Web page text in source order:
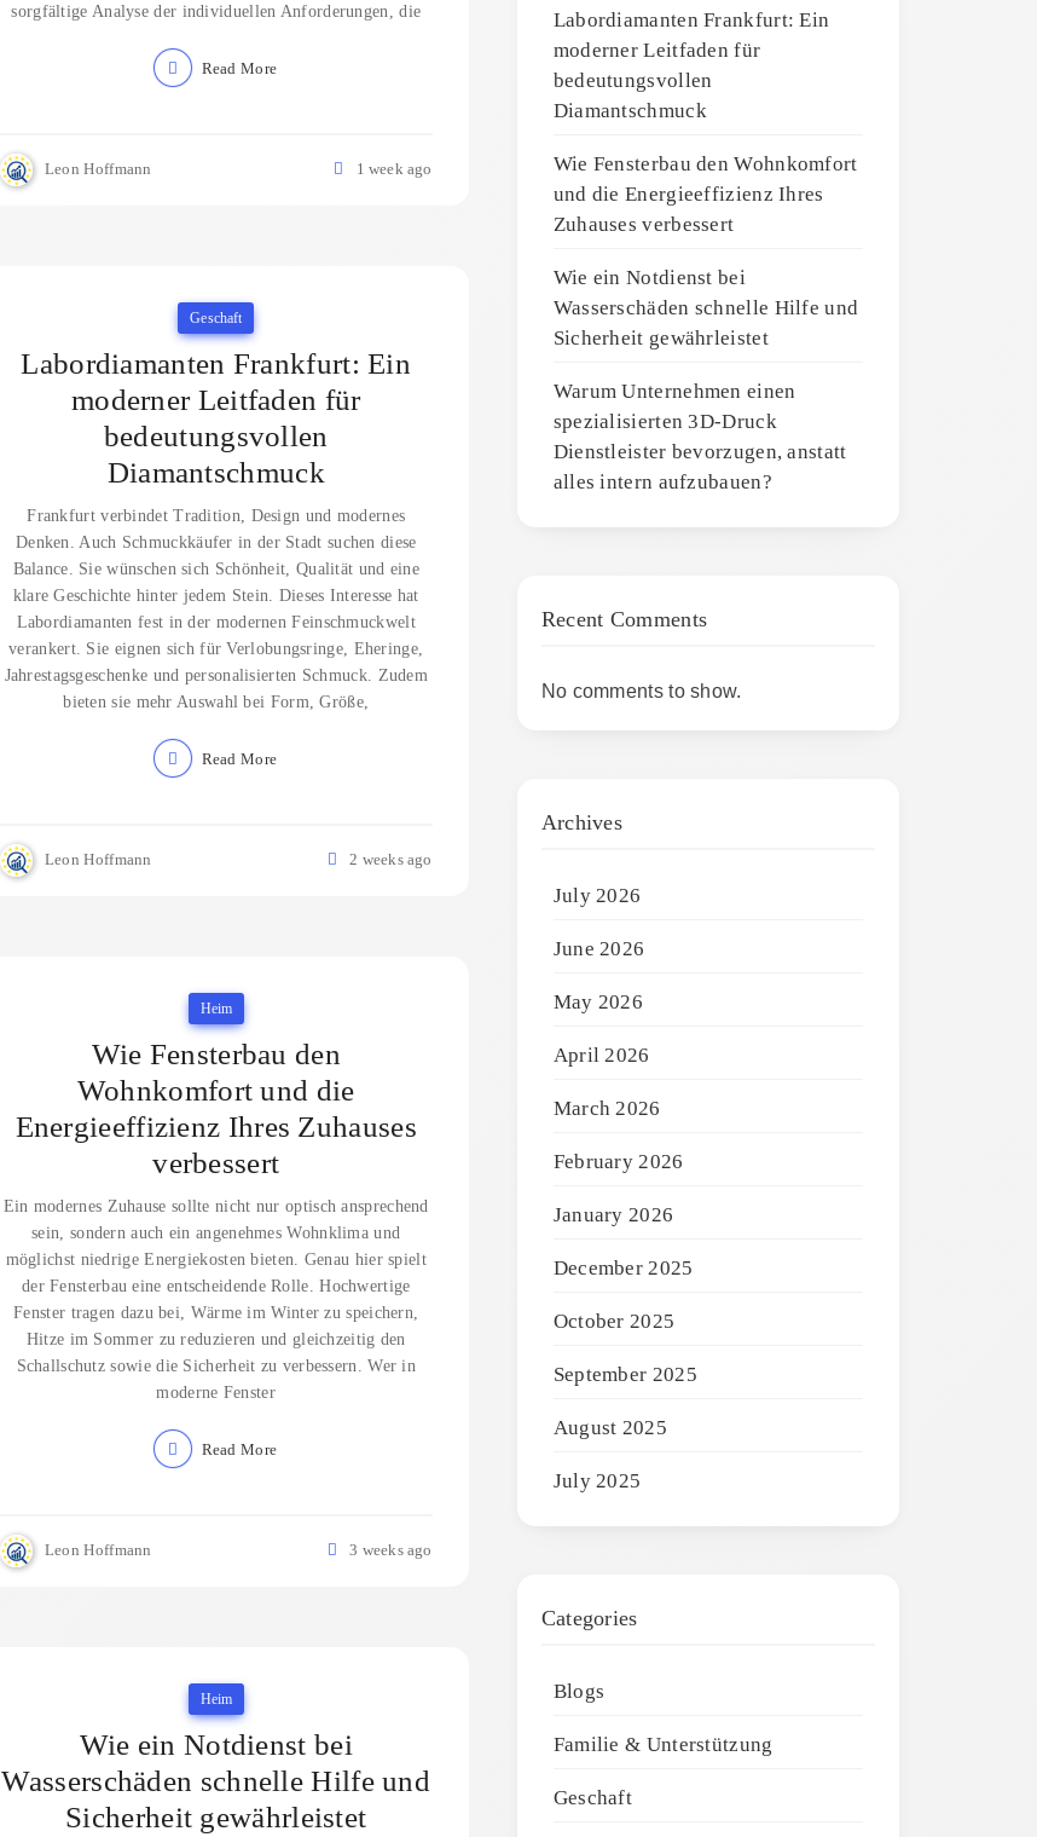
sorgfältige Analyse der individuellen Anforderungen, die
Read More
Leon Hoffmann 1 week ago
Geschaft
Labordiamanten Frankfurt: Ein
moderner Leitfaden für
bedeutungsvollen
Diamantschmuck
Frankfurt verbindet Tradition, Design und modernes
Denken. Auch Schmuckkäufer in der Stadt suchen diese
Balance. Sie wünschen sich Schönheit, Qualität und eine
klare Geschichte hinter jedem Stein. Dieses Interesse hat
Labordiamanten fest in der modernen Feinschmuckwelt
verankert. Sie eignen sich für Verlobungsringe, Eheringe,
Jahrestagsgeschenke und personalisierten Schmuck. Zudem
bieten sie mehr Auswahl bei Form, Größe,
Read More
Leon Hoffmann 2 weeks ago
Heim
Wie Fensterbau den
Wohnkomfort und die
Energieeffizienz Ihres Zuhauses
verbessert
Ein modernes Zuhause sollte nicht nur optisch ansprechend
sein, sondern auch ein angenehmes Wohnklima und
möglichst niedrige Energiekosten bieten. Genau hier spielt
der Fensterbau eine entscheidende Rolle. Hochwertige
Fenster tragen dazu bei, Wärme im Winter zu speichern,
Hitze im Sommer zu reduzieren und gleichzeitig den
Schallschutz sowie die Sicherheit zu verbessern. Wer in
moderne Fenster
Read More
Leon Hoffmann 3 weeks ago
Heim
Wie ein Notdienst bei
Wasserschäden schnelle Hilfe und
Sicherheit gewährleistet
Labordiamanten Frankfurt: Ein
moderner Leitfaden für
bedeutungsvollen
Diamantschmuck
Wie Fensterbau den Wohnkomfort
und die Energieeffizienz Ihres
Zuhauses verbessert
Wie ein Notdienst bei
Wasserschäden schnelle Hilfe und
Sicherheit gewährleistet
Warum Unternehmen einen
spezialisierten 3D-Druck
Dienstleister bevorzugen, anstatt
alles intern aufzubauen?
Recent Comments
No comments to show.
Archives
July 2026
June 2026
May 2026
April 2026
March 2026
February 2026
January 2026
December 2025
October 2025
September 2025
August 2025
July 2025
Categories
Blogs
Familie & Unterstützung
Geschaft